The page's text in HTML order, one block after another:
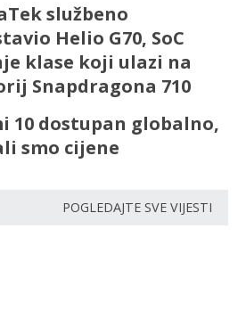
službeno
Helio G70, SoC
klase koji ulazi na
Snapdragona 710
10 dostupan globalno,
smo cijene
POGLEDAJTE SVE VIJESTI